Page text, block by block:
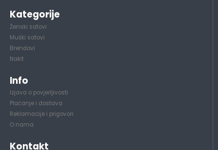
Kategorije
Ženski satovi
Muški satovi
Brendovi
Nakit
Info
Izjava o povjerljivosti
Plaćanje i dostava
Reklamacije i prigovori
O nama
Kontakt